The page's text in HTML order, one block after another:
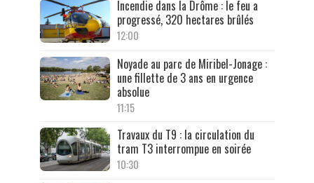
Incendie dans la Drôme : le feu a
progressé, 320 hectares brûlés
12:00
Noyade au parc de Miribel-Jonage :
une fillette de 3 ans en urgence
absolue
11:15
Travaux du T9 : la circulation du
tram T3 interrompue en soirée
10:30